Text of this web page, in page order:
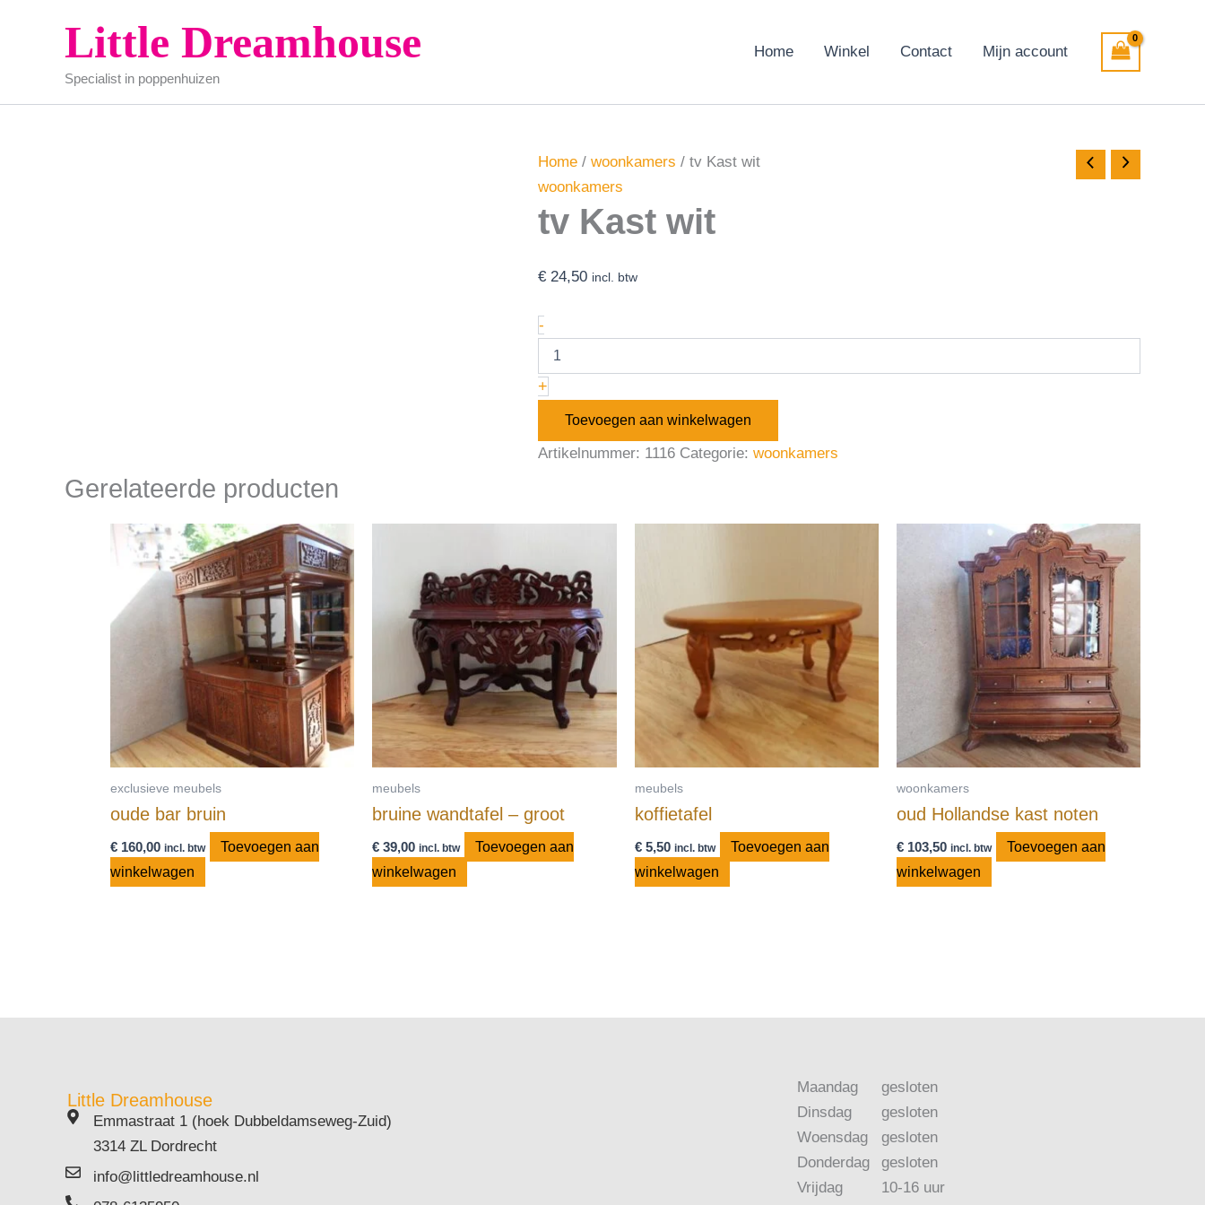
Little Dreamhouse
Specialist in poppenhuizen
Home Winkel Contact Mijn account
Home / woonkamers / tv Kast wit
woonkamers
tv Kast wit
€ 24,50 incl. btw
-
+
Toevoegen aan winkelwagen
Artikelnummer: 1116 Categorie: woonkamers
Gerelateerde producten
exclusieve meubels
oude bar bruin
€ 160,00 incl. btw
Toevoegen aan
winkelwagen
meubels
bruine wandtafel – groot
€ 39,00 incl. btw
Toevoegen aan
winkelwagen
meubels
koffietafel
€5,50 incl. btw
Toevoegen aan
winkelwagen
woonkamers
oud Hollandse kast noten
€103,50 incl. btw
Toevoegen aan
winkelwagen
Little Dreamhouse
Emmastraat 1 (hoek Dubbeldamseweg-Zuid)
3314 ZL Dordrecht
info@littledreamhouse.nl
Maandag
Dinsdag
Woensdag
Donderdag
Vrijdag
gesloten
gesloten
gesloten
gesloten
10-16 uur